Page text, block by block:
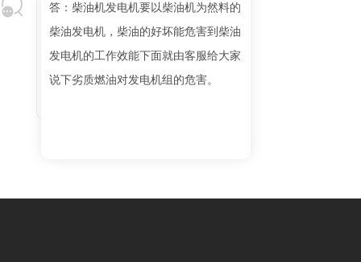
答：柴油机发电机要以柴油机为然料的
柴油发电机，柴油的好坏能危害到柴油
发电机的工作效能下面就由客服给大家
说下劣质燃油对发电机组的危害。